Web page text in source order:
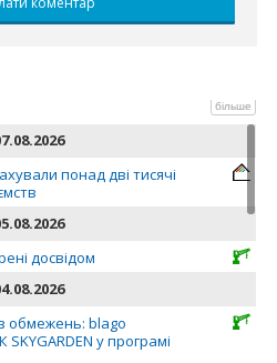
більше
понад дві тисячі
досвідом
обмежень: blago
у програмі